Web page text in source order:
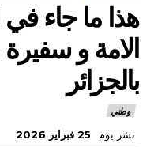
هذا ما جاء
الامة و
بالجزائر
وطني
نشر يوم 25 فبراير 2026